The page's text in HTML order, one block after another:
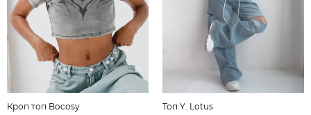
Кроп топ Bocosy Топ Y. Lotus